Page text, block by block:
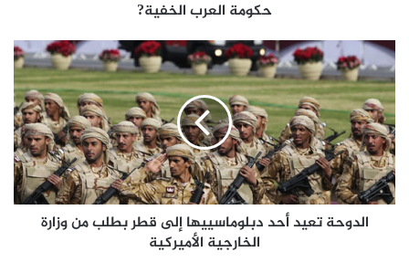
حكومة العرب الخفية?
الدوحة تعيد أحد دبلوماسييها إلى قطر بطلب من وزارة
الخارجية الأميركية